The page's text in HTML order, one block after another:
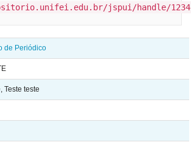
jspui/handle/
de Periódico
Teste teste